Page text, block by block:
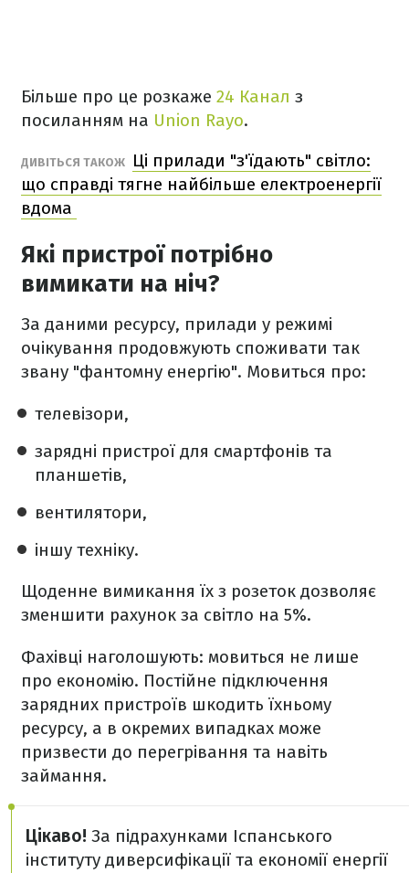
Більше про це розкаже 24 Канал з
посиланням на Union Rayo.
ДИВІТЬСЯ ТАКОЖ
Ці прилади "з'їдають" світло:
що справді тягне найбільше електроенергії
вдома
Які пристрої потрібно
вимикати на ніч?
За даними ресурсу, прилади у режимі
очікування продовжують споживати так
звану "фантомну енергію". Мовиться про:
телевізори,
зарядні пристрої для смартфонів та
планшетів,
вентилятори,
іншу техніку.
Щоденне вимикання їх з розеток дозволяє
зменшити рахунок за світло на 5%.
Фахівці наголошують: мовиться не лише
про економію. Постійне підключення
зарядних пристроїв шкодить їхньому
ресурсу, а в окремих випадках може
призвести до перегрівання та навіть
займання.
Цікаво! За підрахунками Іспанського
інституту диверсифікації та економії енергії